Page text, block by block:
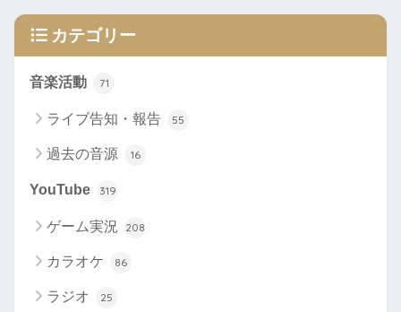
カテゴリー
音楽活動 71
ライブ告知・報告 55
過去の音源 16
YouTube 319
ゲーム実況 208
カラオケ 86
ラジオ 25